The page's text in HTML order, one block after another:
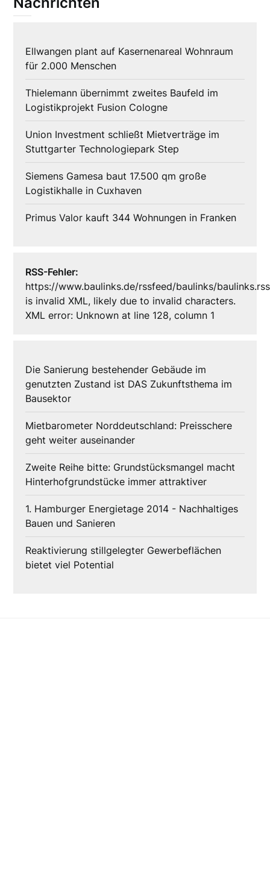
Ellwangen plant auf Kasernenareal Wohnraum
für 2.000 Menschen
Thielemann übernimmt zweites Baufeld im
Logistikprojekt Fusion Cologne
Union Investment schließt Mietverträge im
Stuttgarter Technologiepark Step
Siemens Gamesa baut 17.500 qm große
Logistikhalle in Cuxhaven
Primus Valor kauft 344 Wohnungen in Franken
RSS-Fehler:
https://www.baulinks.de/rssfeed/baulinks/baulinks.rss
is invalid XML, likely due to invalid characters.
XML error: Unknown at line 128, column 1
Die Sanierung bestehender Gebäude im
genutzten Zustand ist DAS Zukunftsthema im
Bausektor
Mietbarometer Norddeutschland: Preisschere
geht weiter auseinander
Zweite Reihe bitte: Grundstücksmangel macht
Hinterhofgrundstücke immer attraktiver
1. Hamburger Energietage 2014 - Nachhaltiges
Bauen und Sanieren
Reaktivierung stillgelegter Gewerbeflächen
bietet viel Potential